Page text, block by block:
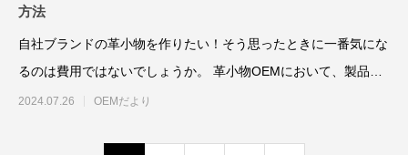
方法
自社ブランドの革小物を作りたい！そう思ったときに一番気にな
るのは費用ではないでしょうか。 革小物OEMにおいて、製品が
完成するまで
2024.07.26 OEMだより